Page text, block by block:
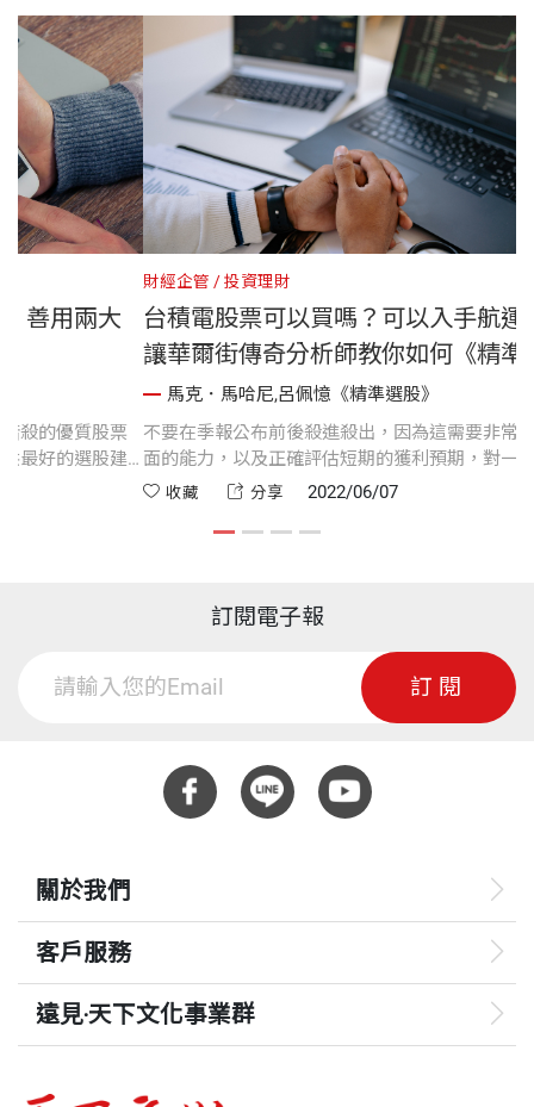
的優質股票，善用兩大
，只要專注於被錯殺的優質股票
年的經驗所能提供最好的選股建
財經企管
台積電股票可以買嗎？
讓華爾街傳奇分析師教
馬克．馬哈尼,呂佩憶《精準
不要在季報公布前後殺進殺出
面的能力，以及正確評估短期
說，都是困難的任務。如果你
收藏 分享
訂閱電子報
訂閱
關於我們
客戶服務
遠見‧天下文化事業群